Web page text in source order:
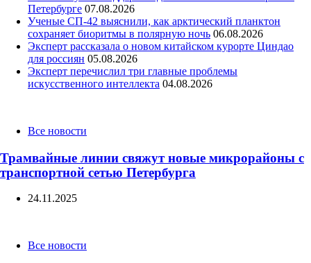
Петербурге 07.08.2026
Ученые СП-42 выяснили, как арктический планктон
сохраняет биоритмы в полярную ночь 06.08.2026
Эксперт рассказала о новом китайском курорте Циндао
для россиян 05.08.2026
Эксперт перечислил три главные проблемы
искусственного интеллекта 04.08.2026
CategoriesВсе новости
Трамвайные линии свяжут новые микрорайоны с
транспортной сетью Петербурга
24.11.2025
CategoriesВсе новости